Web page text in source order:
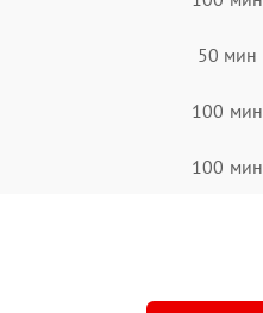
50 мин
100 мин
100 мин